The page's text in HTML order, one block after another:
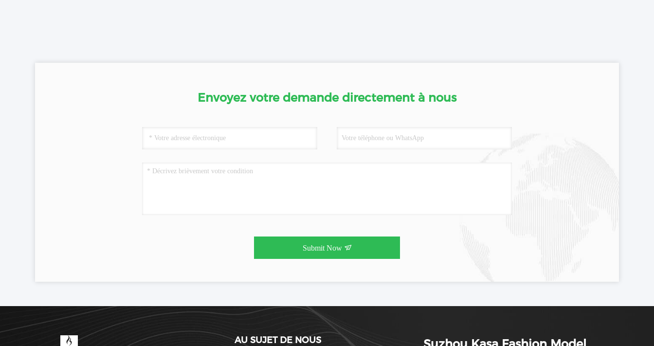
Envoyez votre demande directement à nous
Submit Now
AU SUJET DE NOUS